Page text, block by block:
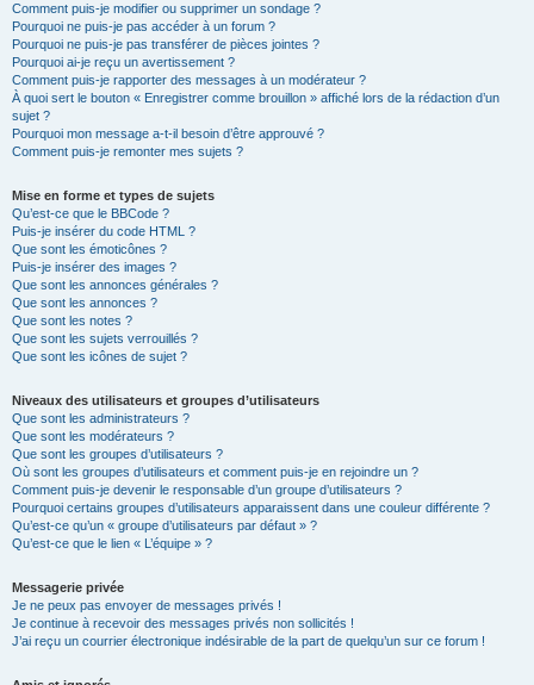
Comment puis-je modifier ou supprimer un sondage ?
Pourquoi ne puis-je pas accéder à un forum ?
Pourquoi ne puis-je pas transférer de pièces jointes ?
Pourquoi ai-je reçu un avertissement ?
Comment puis-je rapporter des messages à un modérateur ?
À quoi sert le bouton « Enregistrer comme brouillon » affiché lors de la rédaction d’un
sujet ?
Pourquoi mon message a-t-il besoin d’être approuvé ?
Comment puis-je remonter mes sujets ?
Mise en forme et types de sujets
Qu’est-ce que le BBCode ?
Puis-je insérer du code HTML ?
Que sont les émoticônes ?
Puis-je insérer des images ?
Que sont les annonces générales ?
Que sont les annonces ?
Que sont les notes ?
Que sont les sujets verrouillés ?
Que sont les icônes de sujet ?
Niveaux des utilisateurs et groupes d’utilisateurs
Que sont les administrateurs ?
Que sont les modérateurs ?
Que sont les groupes d’utilisateurs ?
Où sont les groupes d’utilisateurs et comment puis-je en rejoindre un ?
Comment puis-je devenir le responsable d’un groupe d’utilisateurs ?
Pourquoi certains groupes d’utilisateurs apparaissent dans une couleur différente ?
Qu’est-ce qu’un « groupe d’utilisateurs par défaut » ?
Qu’est-ce que le lien « L’équipe » ?
Messagerie privée
Je ne peux pas envoyer de messages privés !
Je continue à recevoir des messages privés non sollicités !
J’ai reçu un courrier électronique indésirable de la part de quelqu’un sur ce forum !